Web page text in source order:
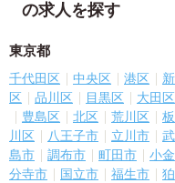
の求人を探す
東京都
千代田区 中央区 港区
区
品川区 目黒区 大田区
豊島区
北区 荒川区
川区
八王子市 立川市
島市
調布市 町田市 小
分寺市
国立市 福生市